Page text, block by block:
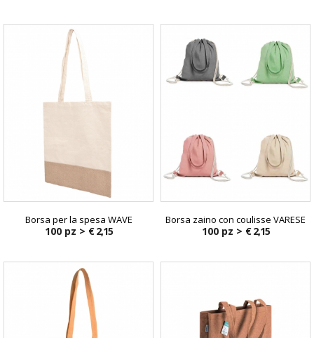
Borsa per la spesa WAVE
100 pz > € 2,15
Borsa zaino con coulisse VARESE
100 pz > € 2,15